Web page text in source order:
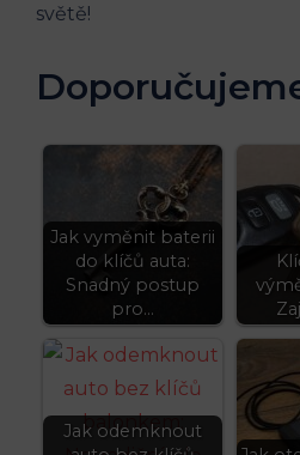
světě!
Jak vyměnit baterii
do klíčů auta:
Snadný postup
pro…
Jak odemknout